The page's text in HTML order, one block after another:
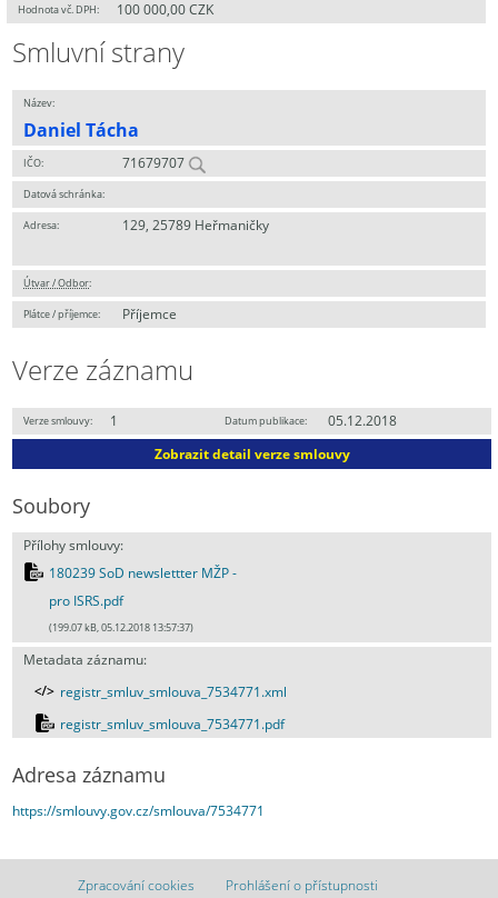
Hodnota vč. DPH: 100 000,00 CZK
Smluvní strany
Název:
Daniel Tácha
IČO: 71679707
Datová schránka:
Adresa: 129, 25789 Heřmaničky
Útvar / Odbor:
Plátce / příjemce: Příjemce
Verze záznamu
Verze smlouvy: 1 Datum publikace:
05.12.2018
Zobrazit detail verze smlouvy
Soubory
Přílohy smlouvy:
180239 SoD newslettter MŽP -
pro ISRS.pdf
(199.07 kB, 05.12.2018 13:57:37)
Metadata záznamu:
registr_smluv_smlouva_7534771.xml
registr_smluv_smlouva_7534771.pdf
Adresa záznamu
https://smlouvy.gov.cz/smlouva/7534771
Zpracování cookies Prohlášení o přístupnosti